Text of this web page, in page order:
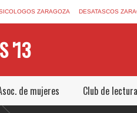
ZARAGOZA DESATASCOS
'13
de mujeres Club de lectura